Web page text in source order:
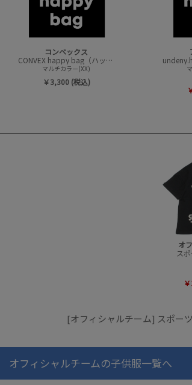
コンベックス
CONVEX happy bag（ハッピーバック）
マルチカラー(XX)
￥3,300 (税込)
オ
ス
[オフィシャルチーム] スポー
オフィシャルチームの子供服一覧へ